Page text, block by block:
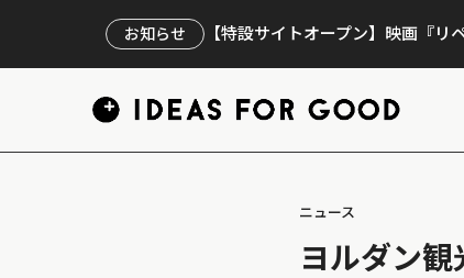
お知らせ 【特設サイトオープン】映画『
ニュース
ヨルダン